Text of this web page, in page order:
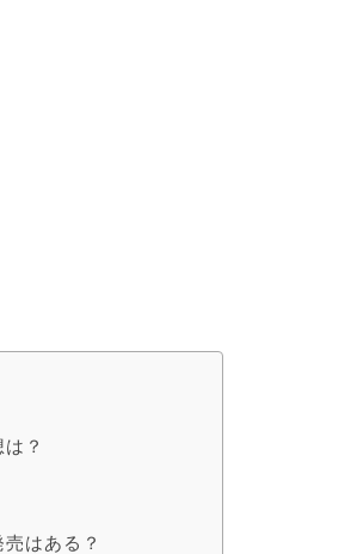
？
はある？